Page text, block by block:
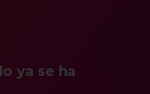
ya se ha